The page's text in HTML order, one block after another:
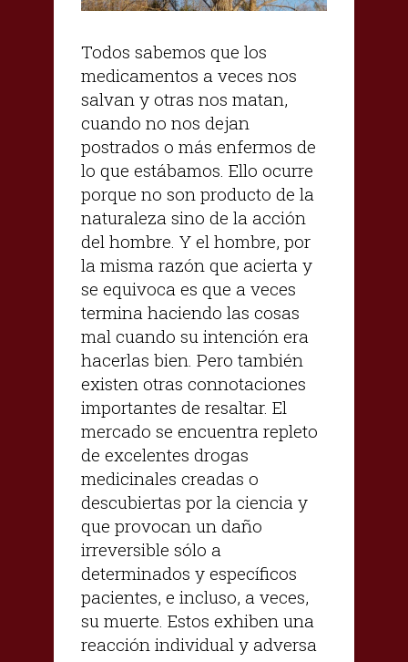
Todos sabemos que los
medicamentos a veces nos
salvan y otras nos matan,
cuando no nos dejan
postrados o más enfermos de
lo que estábamos. Ello ocurre
porque no son producto de la
naturaleza sino de la acción
del hombre. Y el hombre, por
la misma razón que acierta y
se equivoca es que a veces
termina haciendo las cosas
mal cuando su intención era
hacerlas bien. Pero también
existen otras connotaciones
importantes de resaltar. El
mercado se encuentra repleto
de excelentes drogas
medicinales creadas o
descubiertas por la ciencia y
que provocan un daño
irreversible sólo a
determinados y específicos
pacientes, e incluso, a veces,
su muerte. Estos exhiben una
reacción individual y adversa